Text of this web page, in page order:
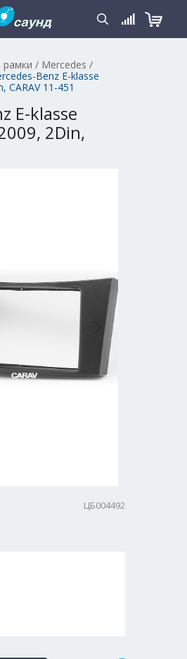
рамки / Mercedes /
Benz E-klasse
CARAV 11-451
E-klasse
2Din,
ЦБ004492